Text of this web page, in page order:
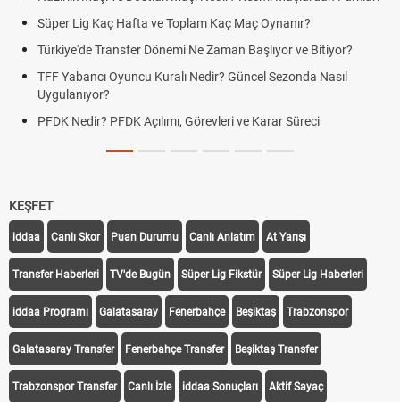
Süper Lig Kaç Hafta ve Toplam Kaç Maç Oynanır?
Türkiye'de Transfer Dönemi Ne Zaman Başlıyor ve Bitiyor?
TFF Yabancı Oyuncu Kuralı Nedir? Güncel Sezonda Nasıl
Uygulanıyor?
PFDK Nedir? PFDK Açılımı, Görevleri ve Karar Süreci
KEŞFET
iddaa Canlı Skor Puan Durumu Canlı Anlatım At Yarışı
Transfer Haberleri TV'de Bugün Süper Lig Fikstür Süper Lig Haberleri
iddaa Programı Galatasaray Fenerbahçe Beşiktaş Trabzonspor
Galatasaray Transfer Fenerbahçe Transfer Beşiktaş Transfer
Trabzonspor Transfer Canlı İzle iddaa Sonuçları Aktif Sayaç